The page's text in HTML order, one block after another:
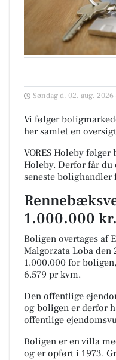
Søndag d. 02. aug. 2026
Vi følger
her samlet en
VORES Holeby
Holeby. Derfor får du
seneste bolighandler
1.000.000 kr.
Boligen overtages af
Malgorzata Loba den
1.000.000 for
6.579 pr kvm.
Den offentlige
og boligen er derfor
offentlige
Boligen er en villa
og er opført i 1973.